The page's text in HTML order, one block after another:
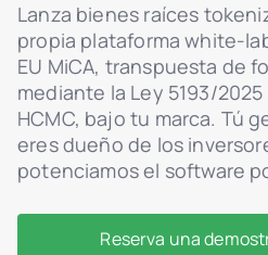
Lanza bienes raíces
propia plataforma white-
EU MiCA, transpuesta de
mediante la Ley 5193/
HCMC, bajo tu marca. Tú
eres dueño de los
potenciamos el software
Reserva una